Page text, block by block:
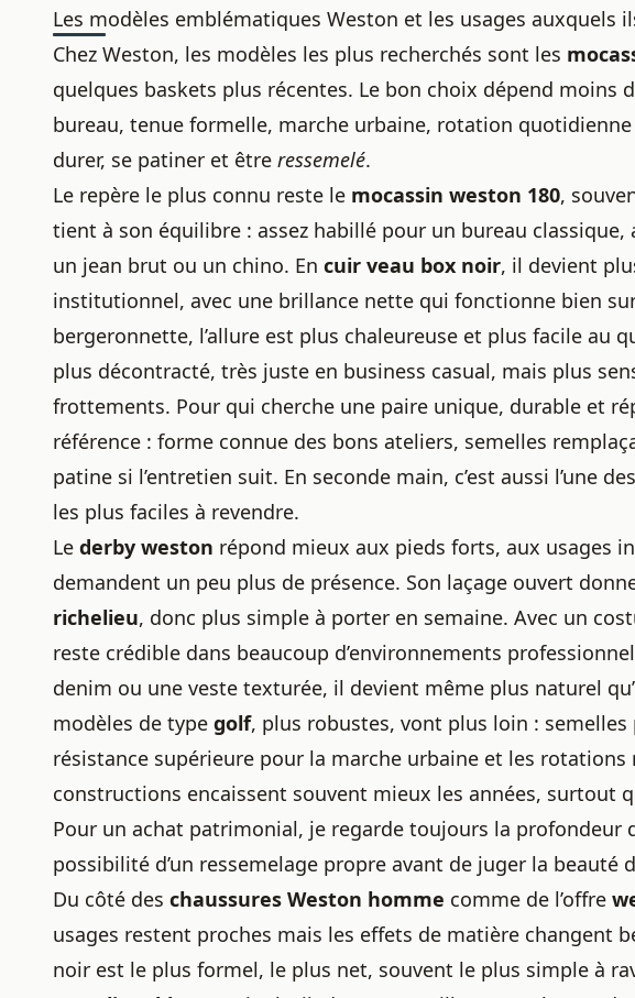
Les modèles emblématiques Weston et les usages auxquels
Chez Weston, les modèles les plus recherchés sont les
quelques baskets plus récentes. Le bon choix dépend moins
bureau, tenue formelle, marche urbaine, rotation
durer, se patiner et être ressemelé.
Le repère le plus connu reste le mocassin weston 180,
tient à son équilibre : assez habillé pour un bureau
un jean brut ou un chino. En cuir veau box noir, il devient
institutionnel, avec une brillance nette qui fonctionne bien
bergeronnette, l’allure est plus chaleureuse et plus facile au
plus décontracté, très juste en business casual, mais plus
frottements. Pour qui cherche une paire unique, durable et
référence : forme connue des bons ateliers, semelles
patine si l’entretien suit. En seconde main, c’est aussi l’une des
les plus faciles à revendre.
Le derby weston répond mieux aux pieds forts, aux usages
demandent un peu plus de présence. Son laçage ouvert
richelieu, donc plus simple à porter en semaine. Avec un
reste crédible dans beaucoup d’environnements
denim ou une veste texturée, il devient même plus naturel
modèles de type golf, plus robustes, vont plus loin :
résistance supérieure pour la marche urbaine et les rotations
constructions encaissent souvent mieux les années, surtout
Pour un achat patrimonial, je regarde toujours la profondeur
possibilité d’un ressemelage propre avant de juger la beauté
Du côté des chaussures Weston homme comme de l’offre
usages restent proches mais les effets de matière changent
noir est le plus formel, le plus net, souvent le plus simple à